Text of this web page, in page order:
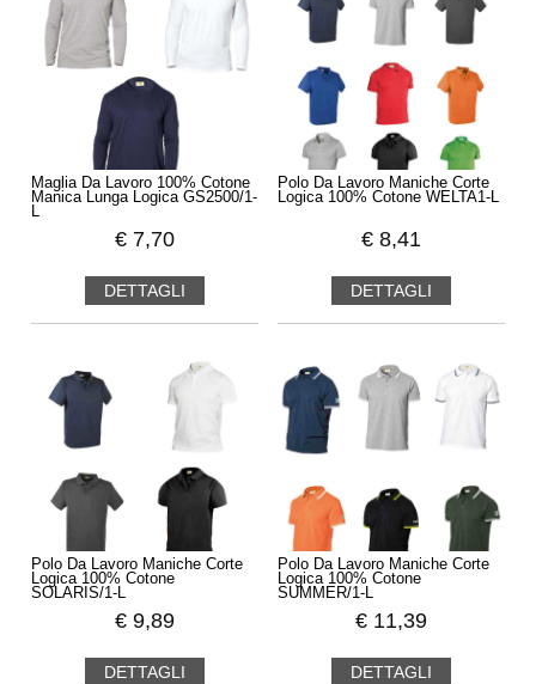
Maglia Da Lavoro 100% Cotone
Manica Lunga Logica GS2500/1-
L
€ 7,70
DETTAGLI
Polo Da Lavoro Maniche Corte
Logica 100% Cotone WELTA1-L
€ 8,41
DETTAGLI
Polo Da Lavoro Maniche Corte
Logica 100% Cotone
SOLARIS/1-L
€ 9,89
DETTAGLI
Polo Da Lavoro Maniche Corte
Logica 100% Cotone
SUMMER/1-L
€ 11,39
DETTAGLI